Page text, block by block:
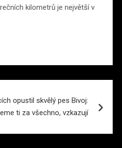
kilometrů je největší v
opustil skvělý pes Bivoj:
ti za všechno, vzkazují